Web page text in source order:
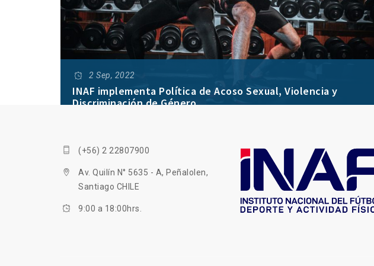
2 Sep, 2022
INAF implementa Política de Acoso Sexual, Violencia y
Discriminación de Género
toda forma de violencia sexual y de género, protegiendo la dignidad de
las personas y garantizando el clima académico.
(+56) 2 22807900
Av. Quilín N° 5635 - A, Peñalolen,
Santiago CHILE
9:00 a 18:00hrs.